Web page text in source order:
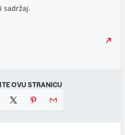
sadržaj.
OVU STRANICU